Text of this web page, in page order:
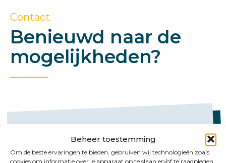
Beheer toestemming
Om de beste ervaringen te bieden, gebruiken wij technologieën zoals
cookies om informatie over je apparaat op te slaan en/of te raadplegen.
Contact
Benieuwd naar de
mogelijkheden?